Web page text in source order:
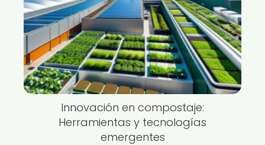
Innovación en compostaje:
Herramientas y tecnologías
emergentes